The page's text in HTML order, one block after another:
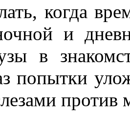
когда
и
в
попытки
против